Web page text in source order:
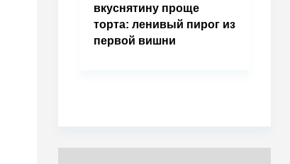
вкуснятину проще
торта: ленивый пирог из
первой вишни